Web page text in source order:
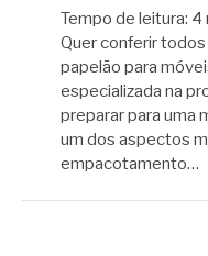
Tempo de leitura: 4
Quer conferir
papelão para
especializada na
preparar para uma
um dos aspectos
empacotamento…